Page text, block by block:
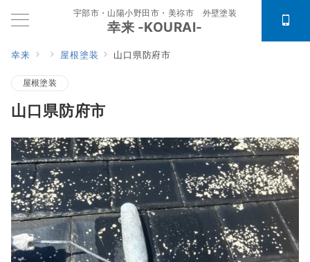
宇部市・山陽小野田市・美祢市 外壁塗装
幸来 -KOURAI-
幸来 屋根塗装 山口県防府市
屋根塗装
山口県防府市